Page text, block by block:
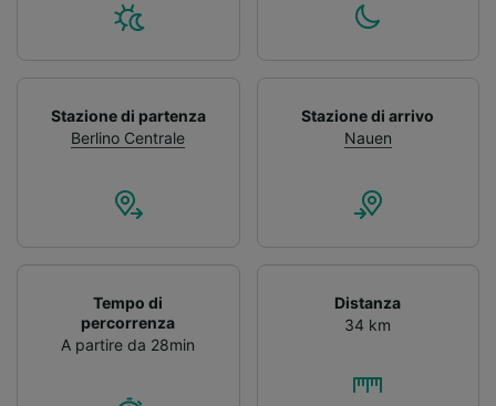
Stazione di partenza
Berlino Centrale
Stazione di arrivo
Nauen
Tempo di
percorrenza
A partire da 28min
Distanza
34 km